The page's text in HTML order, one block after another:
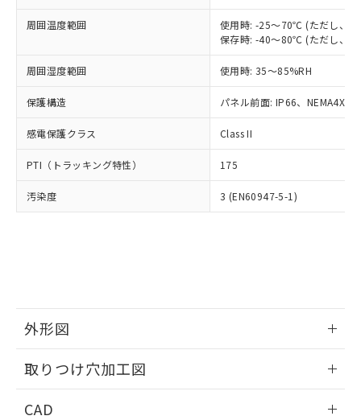
周囲温度範囲
使用時: -25～70℃ (ただし、氷
保存時: -40～80℃ (ただし、氷
周囲湿度範囲 使用時: 35～85%RH
保護構造 パネル前面: IP66、NEMA4X,
感電保護クラス Class II
PTI（トラッキング特性） 175
汚染度 3 (EN60947-5-1)
外形図
取りつけ穴加工図
CAD
正式な納期状況および標準価格はお客
様のお取引先、またはお客様担当のオ
ムロン制御機器販売店・当社販売員に
オムロン制御機器販売店や当社販売拠
販売ネットワーク
」をご確認
ください。
在庫状況および標準価格結果を当社の
事前の承諾なく第三者に漏洩または開
マイパーツ機能（部品リスト作成サー
および当社の共同利用者が、当社の製
※当社の共同利用者とは、
の共同利用に関して"
の「1.共同利
類(PBB) 1000ppm以下、ポリ臭化ジフェニルエーテル類
(PBDE) 1000ppm以下、フタル酸ビス(2-エチルヘキシ
ル) (DEHP)(別名：DOP) 1000ppm以下、フタル酸ブチ
ルベンジル（BBP） 1000ppm以下、フタル酸ジブチル
（DBP） 1000ppm以下、フタル酸ジイソブチル
(DIBP) 1000ppm以下
フタル酸エステル類の４物質については閾値を超える意
図的な使用がないことを確認しています。
※2 対応予定月
部品在庫の切り替え状況などにより、予定
月が前後することがあります。
とができます。
EU RoHS指令（10物質）の非含有証明書
Cr(Ⅵ)(六価クロム) : 1000ppm、 PBBs(ポリ臭化ビフェ
ニル類) : 1000ppm、 PBDEs(ポリ臭化ジフェニルエーテ
DBP(フタル酸ジブチル) : 1000ppm、 DIBP(フタル酸ジ
イソブチル) : 1000ppm、 BBP(フタル酸ブチルベンジ
ル) : 1000ppm、
DEHP(フタル酸ビス(2-エチルヘキシル)) : 1000ppm
※2 環境保護使用期限
「ｅ」：有害物質（10物質）のすべてが基
準値以下であることを示します。
「10」：通常の使用状況下において有害物
質が外部に漏えいし、環境に深刻な影響を
当社は規制貨物を破棄する場合は、完
全に破砕するなど、違法に輸出されな
いよう必要な手段を講じます。
ル、化学兵器、生物兵器またはその他
武器並びにこれらの製造装置等に一切
使用いたしません。
当社は、貴社製品を第三者に販売する
場合は、上記1、2および3の内容を当
該第三者に通知します。また当社は、
販売先および販売に係わる関係者が違
法に輸出するおそれがある場合は、取
○ 一定数以上の在庫あり
一定数には満たないが在庫あり
在庫なし(最新の在庫状況につ
いては、お客様のお取引先、ま
たはお客様担当のオムロン制御
機器販売店・当社販売員にご確
認ください)
受注生産機種、また在庫状況の